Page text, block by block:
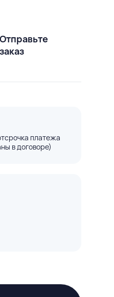
Отправьте
заказ
платежа
в договоре)